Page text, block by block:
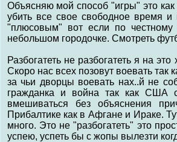
Объясняю мой способ "игры" это
убить все свое свободное время и
"плюсовым" вот если по
небольшом городочке. Смотреть
Разбогатеть не разбогатеть я на
Скоро нас всех позовут воевать
за чьи дворцы воевать нах..й не
гражданка и война так как США
вмешиваться без объяснения
Прибалтике как в Афгане и Ираке.
много. Это не "разбогатеть" это
успею, успеть бы с жопы вылезти